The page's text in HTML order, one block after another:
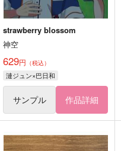
strawberry blossom
神空
629円 （税込）
漣ジュン×巴日和
サンプル 作品詳細